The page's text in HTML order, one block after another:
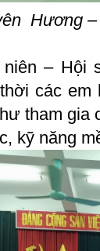
Hương
– Hội
các em
tham gia
kỹ năng